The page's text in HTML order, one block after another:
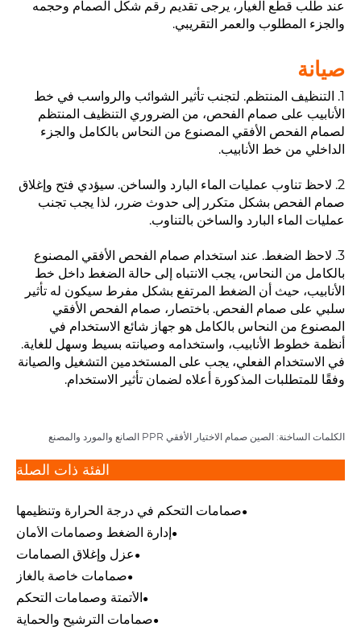
عند طلب قطع الغيار، يرجى تقديم رقم شكل الصمام وحجمه
والجزء المطلوب والعمر التقريبي.
صيانة
1. التنظيف المنتظم. لتجنب تأثير الشوائب والرواسب في خط
الأنابيب على صمام الفحص، من الضروري التنظيف المنتظم
لصمام الفحص الأفقي المصنوع من النحاس بالكامل والجزء
الداخلي من خط الأنابيب.
2. لاحظ تناوب عمليات الماء البارد والساخن. سيؤدي فتح وإغلاق
صمام الفحص بشكل متكرر إلى حدوث ضرر، لذا يجب تجنب
عمليات الماء البارد والساخن بالتناوب.
3. لاحظ الضغط. عند استخدام صمام الفحص الأفقي المصنوع
بالكامل من النحاس، يجب الانتباه إلى حالة الضغط داخل خط
الأنابيب، حيث أن الضغط المرتفع بشكل مفرط سيكون له تأثير
سلبي على صمام الفحص. باختصار، صمام الفحص الأفقي
المصنوع من النحاس بالكامل هو جهاز شائع الاستخدام في
أنظمة خطوط الأنابيب، واستخدامه وصيانته بسيط وسهل للغاية.
في الاستخدام الفعلي، يجب على المستخدمين التشغيل والصيانة
وفقًا للمتطلبات المذكورة أعلاه لضمان تأثير الاستخدام.
الكلمات الساخنة: الصين صمام الاختيار الأفقي PPR الصانع والمورد والمصنع
الفئة ذات الصلة
صمامات التحكم في درجة الحرارة وتنظيمها
إدارة الضغط وصمامات الأمان
عزل وإغلاق الصمامات
صمامات خاصة بالغاز
الأتمتة وصمامات التحكم
صمامات الترشيح والحماية